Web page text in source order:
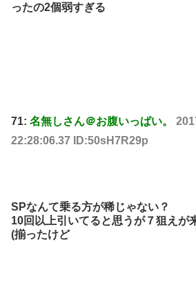
ったの2個弱すぎる
71: 名無しさん＠お腹いっぱい。
22:28:06.37 ID:50sH7R29p
SPなんて乗る方が稀じゃない？
10回以上引いてると思うが７狙えが
(揃ったけど